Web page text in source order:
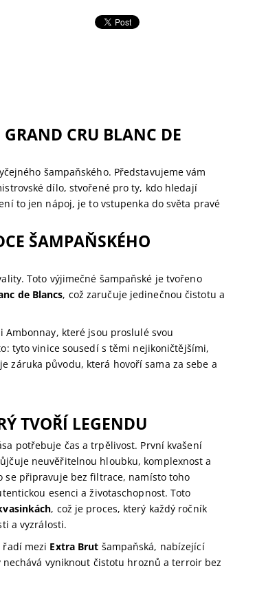
CRU BLANC DE
šampaňského. Představujeme vám
dílo, stvořené pro ty, kdo hledají
to jen nápoj, je to vstupenka do světa pravé
ŠAMPAŇSKÉHO
Toto výjimečné šampaňské je tvořeno
de Blancs, což zaručuje jedinečnou čistotu a
Ambonnay, které jsou proslulé svou
tyto vinice sousedí s těmi nejikoničtějšími,
záruka původu, která hovoří sama za sebe a
TVOŘÍ LEGENDU
potřebuje čas a trpělivost. První kvašení
neuvěřitelnou hloubku, komplexnost a
se připravuje bez filtrace, namísto toho
esenci a životaschopnost. Toto
, což je proces, který každý ročník
a vyzrálosti.
mezi Extra Brut šampaňská, nabízející
vyniknout čistotu hroznů a terroir bez